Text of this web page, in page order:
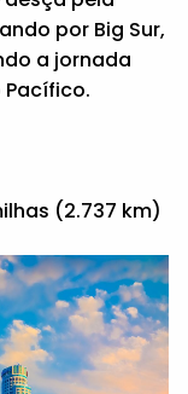
por Big Sur,
a jornada
(2.737 km)